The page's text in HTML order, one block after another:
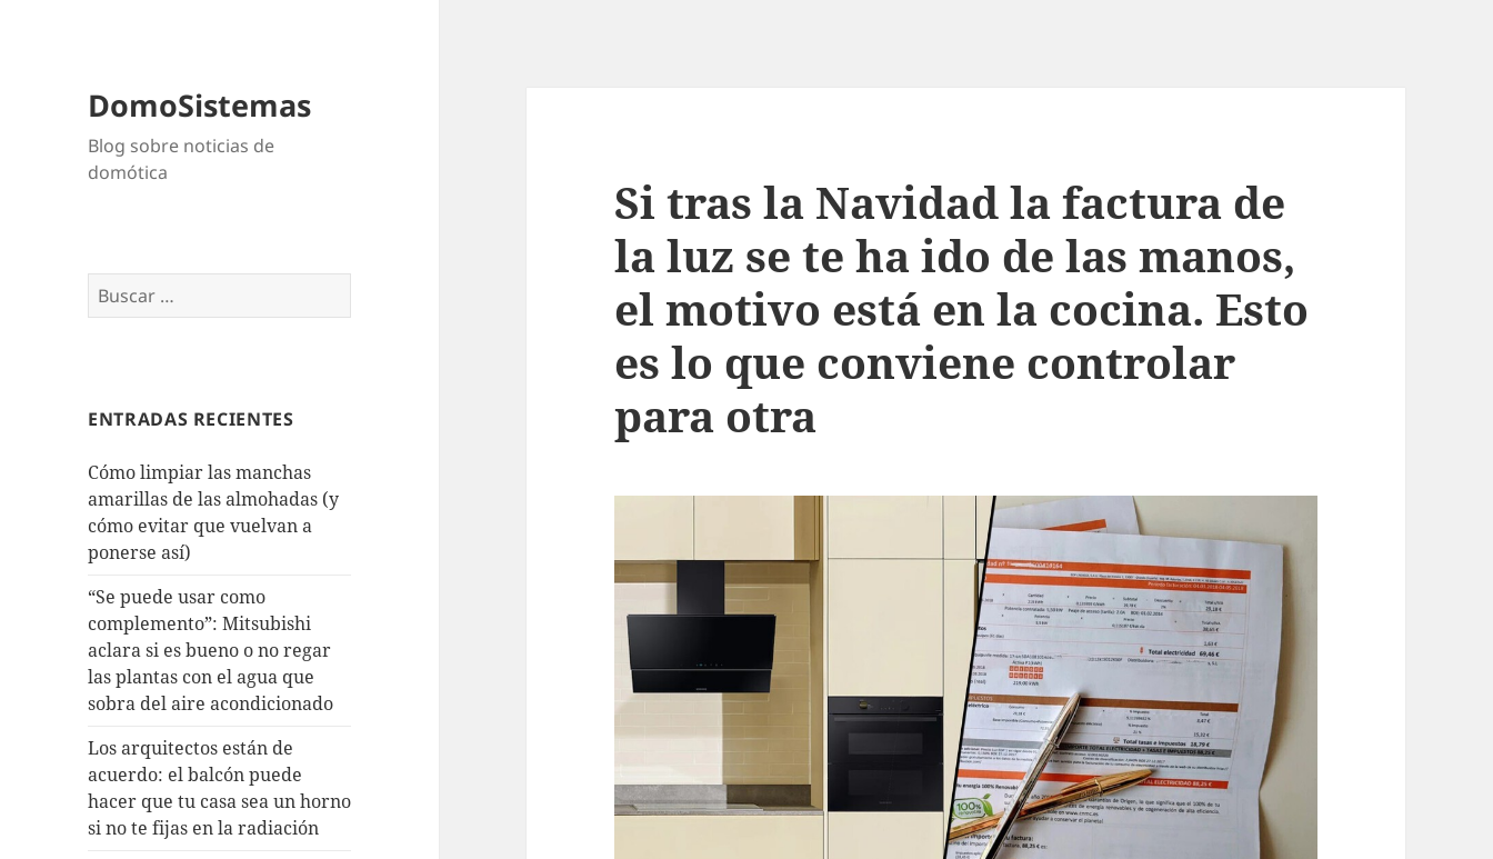
DomoSistemas
Blog sobre noticias de
domótica
Buscar:
ENTRADAS RECIENTES
Cómo limpiar las manchas
amarillas de las almohadas (y
cómo evitar que vuelvan a
ponerse así)
“Se puede usar como
complemento”: Mitsubishi
aclara si es bueno o no regar
las plantas con el agua que
sobra del aire acondicionado
Los arquitectos están de
acuerdo: el balcón puede
hacer que tu casa sea un horno
si no te fijas en la radiación
Si tras la Navidad la factura de
la luz se te ha ido de las manos,
el motivo está en la cocina. Esto
es lo que conviene controlar
para otra